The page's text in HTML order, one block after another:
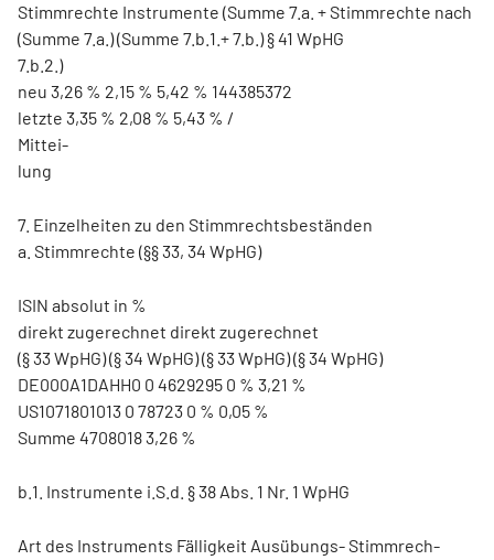
Stimmrechte Instrumente (Summe 7.a. + Stimmrechte nach
(Summe 7.a.) (Summe 7.b.1.+ 7.b.) § 41 WpHG
7.b.2.)
neu 3,26 % 2,15 % 5,42 % 144385372
letzte 3,35 % 2,08 % 5,43 % /
Mittei-
lung
7. Einzelheiten zu den Stimmrechtsbeständen
a. Stimmrechte (§§ 33, 34 WpHG)
ISIN absolut in %
direkt zugerechnet direkt zugerechnet
(§ 33 WpHG) (§ 34 WpHG) (§ 33 WpHG) (§ 34 WpHG)
DE000A1DAHH0 0 4629295 0 % 3,21 %
US1071801013 0 78723 0 % 0,05 %
Summe 4708018 3,26 %
b.1. Instrumente i.S.d. § 38 Abs. 1 Nr. 1 WpHG
Art des Instruments Fälligkeit Ausübungs- Stimmrech-